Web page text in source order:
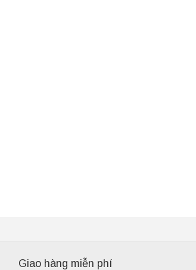
Giao hàng miễn phí